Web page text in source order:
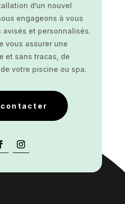
d’un nouvel
engageons à vous
et personnalisés.
vous assurer une
et sans tracas, de
de votre piscine ou spa.
contacter